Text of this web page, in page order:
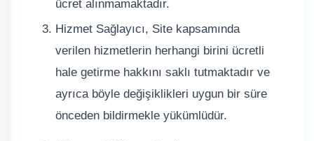
ücret alınmamaktadır.
Hizmet Sağlayıcı, Site kapsamında
verilen hizmetlerin herhangi birini ücretli
hale getirme hakkını saklı tutmaktadır ve
ayrıca böyle değişiklikleri uygun bir süre
önceden bildirmekle yükümlüdür.